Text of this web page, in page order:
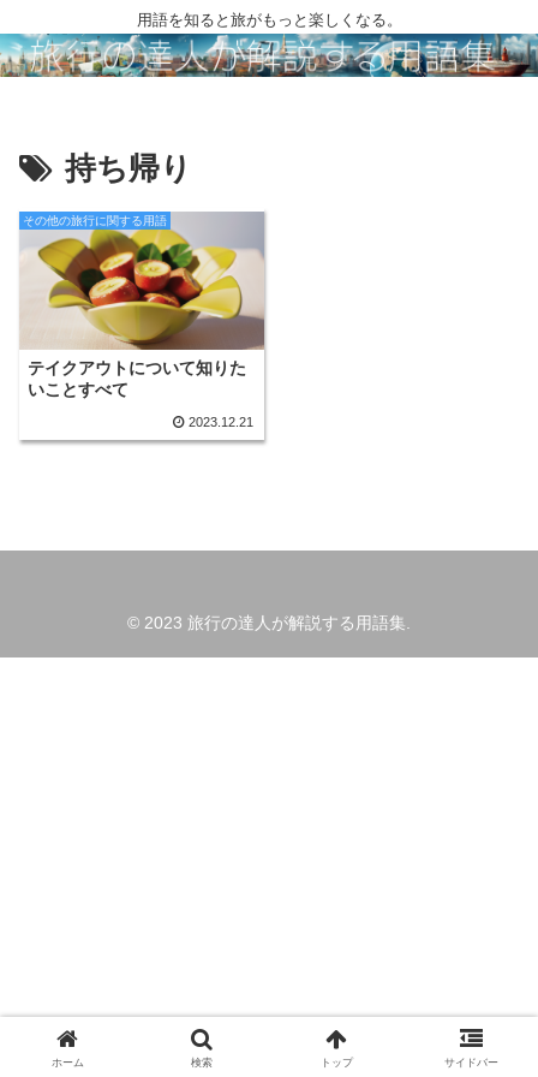
用語を知ると旅がもっと楽しくなる。
持ち帰り
その他の旅行に関する用語
テイクアウトについて知りた
いことすべて
2023.12.21
© 2023 旅行の達人が解説する用語集.
ホーム 検索 トップ サイドバー